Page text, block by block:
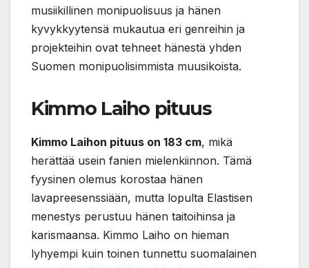
musiikillinen monipuolisuus ja hänen
kyvykkyytensä mukautua eri genreihin ja
projekteihin ovat tehneet hänestä yhden
Suomen monipuolisimmista muusikoista.
Kimmo Laiho pituus
Kimmo Laihon pituus on 183 cm, mikä
herättää usein fanien mielenkiinnon. Tämä
fyysinen olemus korostaa hänen
lavapreesenssiään, mutta lopulta Elastisen
menestys perustuu hänen taitoihinsa ja
karismaansa. Kimmo Laiho on hieman
lyhyempi kuin toinen tunnettu suomalainen